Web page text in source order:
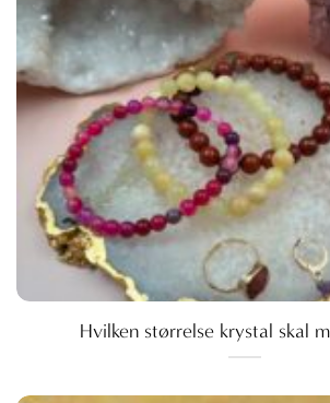
Hvilken størrelse krystal skal